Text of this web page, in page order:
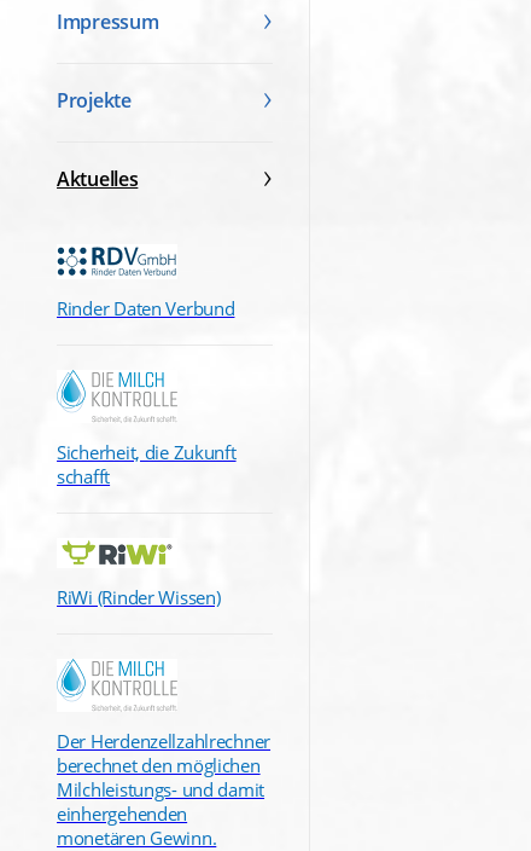
Impressum
Projekte
Aktuelles
Rinder Daten Verbund
Sicherheit, die Zukunft
schafft
RiWi (Rinder Wissen)
Der Herdenzellzahlrechner
berechnet den möglichen
Milchleistungs- und damit
einhergehenden
monetären Gewinn.